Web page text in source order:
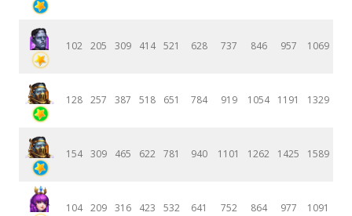
102 205 309 414 521 628 737 846 957 1069
128 257 387 518 651 784 919 1054 1191 1329
154 309 465 622 781 940 1101 1262 1425 1589
104 209 316 423 532 641 752 864 977 1091